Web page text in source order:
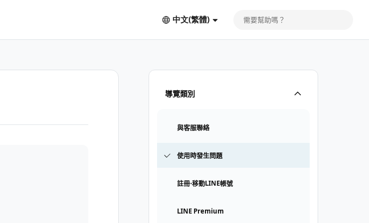
中文(繁體)
導覽類別
與客服聯絡
使用時發生問題
註冊⋅移動LINE帳號
LINE Premium